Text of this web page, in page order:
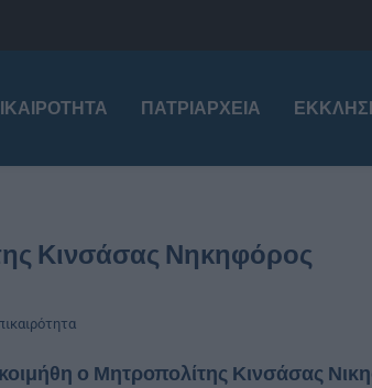
ΠΑΤΡΙΑΡΧΕΊΑ
Κινσάσας Νηκηφόρος
ο Μητροπολίτης Κινσάσας